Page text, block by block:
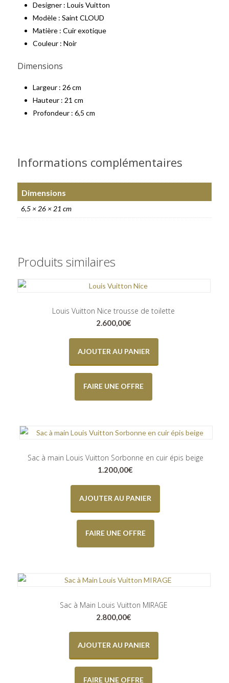
Designer : Louis Vuitton
Modèle : Saint CLOUD
Matière : Cuir exotique
Couleur : Noir
Dimensions
Largeur : 26 cm
Hauteur : 21 cm
Profondeur : 6,5 cm
Informations complémentaires
Dimensions
6,5 × 26 × 21 cm
Produits similaires
Louis Vuitton Nice trousse de toilette
2.600,00€
AJOUTER AU PANIER
FAIRE UNE OFFRE
Sac à main Louis Vuitton Sorbonne en cuir épis beige
1.200,00€
AJOUTER AU PANIER
FAIRE UNE OFFRE
Sac à Main Louis Vuitton MIRAGE
2.800,00€
AJOUTER AU PANIER
FAIRE UNE OFFRE